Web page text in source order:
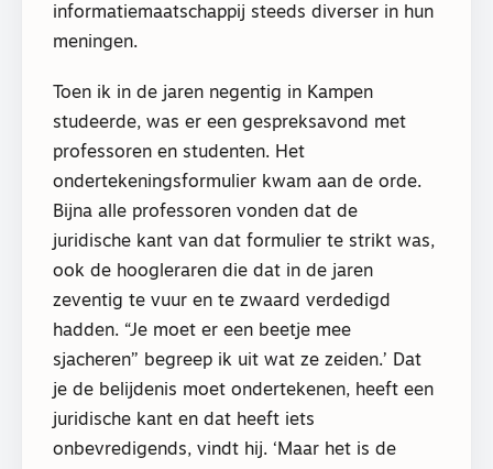
informatiemaatschappij steeds diverser in hun
meningen.
Toen ik in de jaren negentig in Kampen
studeerde, was er een gespreksavond met
professoren en studenten. Het
ondertekeningsformulier kwam aan de orde.
Bijna alle professoren vonden dat de
juridische kant van dat formulier te strikt was,
ook de hoogleraren die dat in de jaren
zeventig te vuur en te zwaard verdedigd
hadden. “Je moet er een beetje mee
sjacheren’’ begreep ik uit wat ze zeiden.’ Dat
je de belijdenis moet ondertekenen, heeft een
juridische kant en dat heeft iets
onbevredigends, vindt hij. ‘Maar het is de